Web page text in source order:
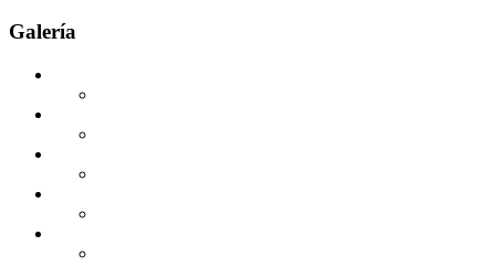
Galería